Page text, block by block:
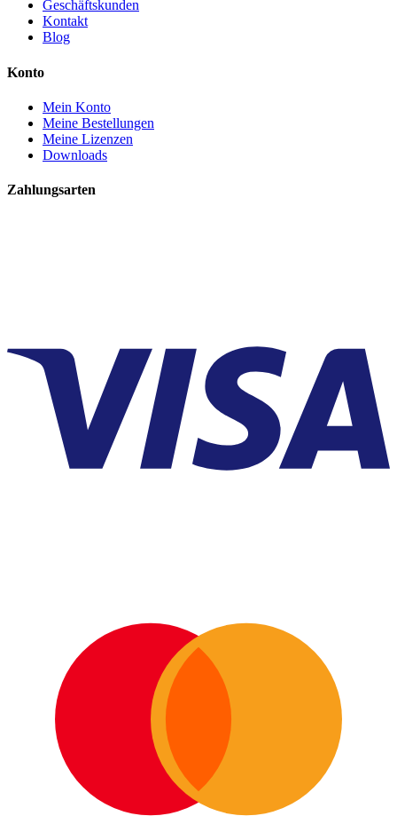
Geschäftskunden
Kontakt
Blog
Konto
Mein Konto
Meine Bestellungen
Meine Lizenzen
Downloads
Zahlungsarten